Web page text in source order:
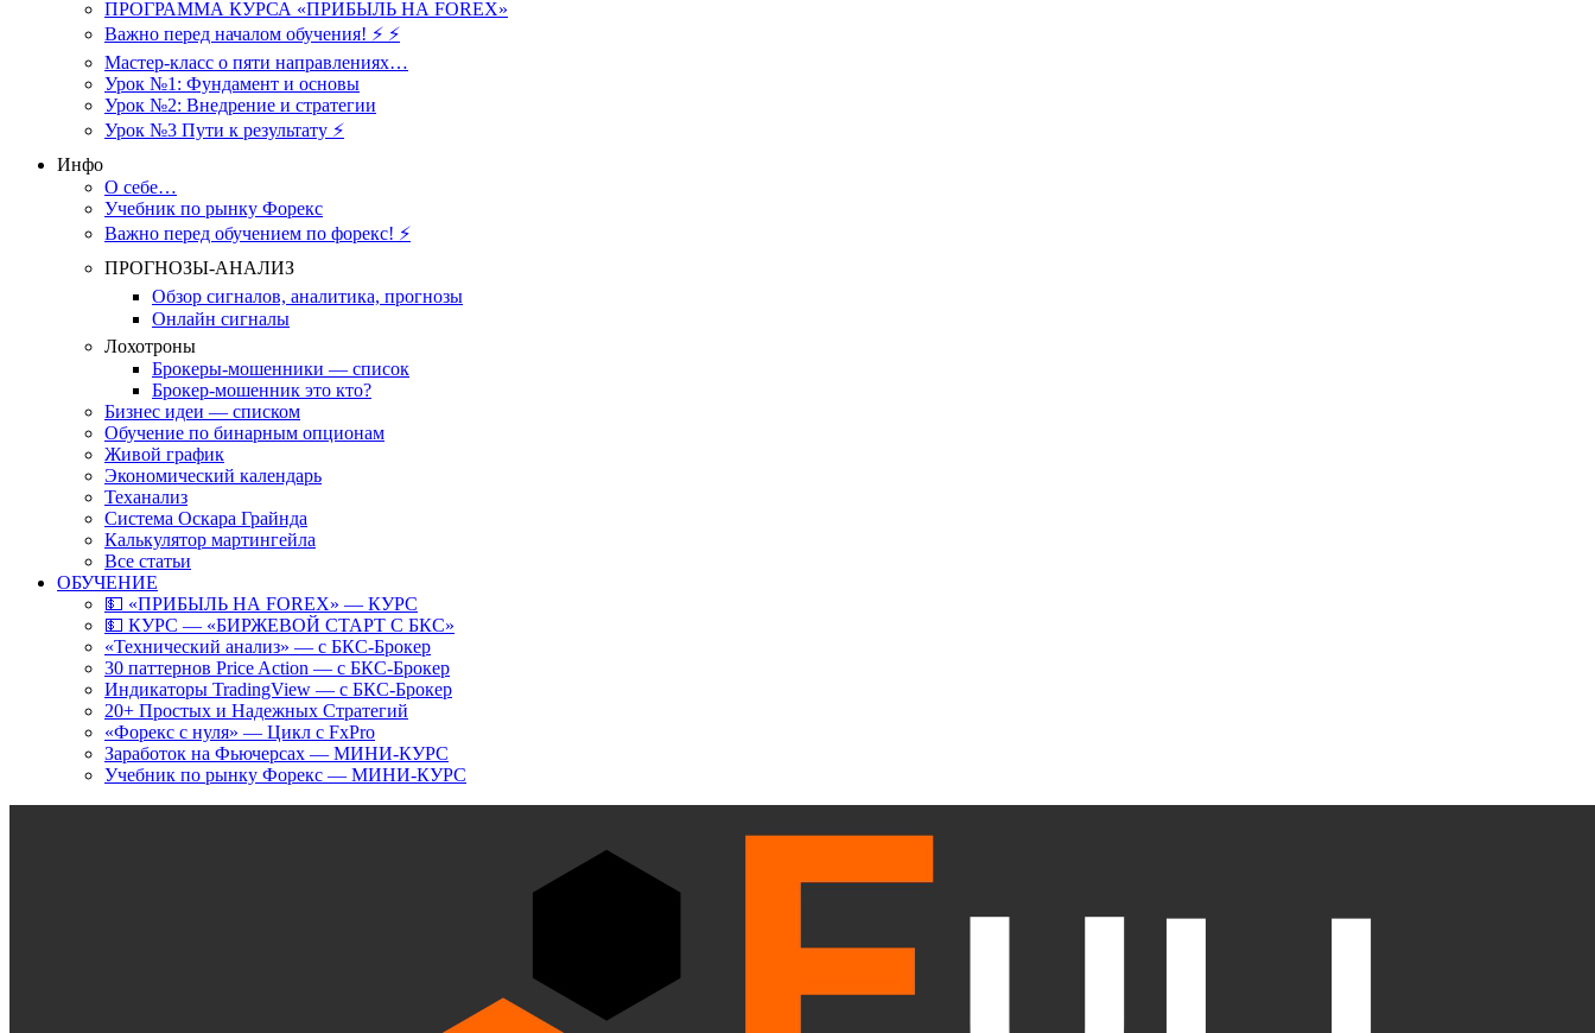
ПРОГРАММА КУРСА «ПРИБЫЛЬ НА FOREX»
Важно перед началом обучения! ⚡ ⚡
Мастер-класс о пяти направлениях…
Урок №1: Фундамент и основы
Урок №2: Внедрение и стратегии
Урок №3 Пути к результату ⚡️
Инфо
О себе…
Учебник по рынку Форекс
Важно перед обучением по форекс! ⚡
ПРОГНОЗЫ-АНАЛИЗ
Обзор сигналов, аналитика, прогнозы
Онлайн сигналы
Лохотроны
Брокеры-мошенники — список
Брокер-мошенник это кто?
Бизнес идеи — списком
Обучение по бинарным опционам
Живой график
Экономический календарь
Теханализ
Система Оскара Грайнда
Калькулятор мартингейла
Все статьи
ОБУЧЕНИЕ
💵 «ПРИБЫЛЬ НА FOREX» — КУРС
💵 КУРС — «БИРЖЕВОЙ СТАРТ С БКС»
«Технический анализ» — с БКС-Брокер
30 паттернов Price Action — с БКС-Брокер
Индикаторы TradingView — с БКС-Брокер
20+ Простых и Надежных Стратегий
«Форекс с нуля» — Цикл с FxPro
Заработок на Фьючерсах — МИНИ-КУРС
Учебник по рынку Форекс — МИНИ-КУРС